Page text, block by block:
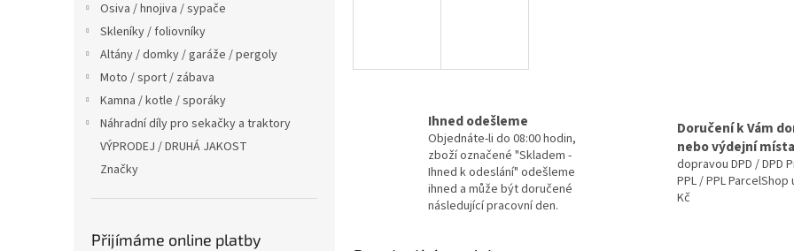
Osiva / hnojiva / sypače
Skleníky / foliovníky
Altány / domky / garáže / pergoly
Moto / sport / zábava
Kamna / kotle / sporáky
Náhradní díly pro sekačky a traktory
VÝPRODEJ / DRUHÁ JAKOST
Značky
Přijímáme online platby
M
A
Ihned odešleme
Objednáte-li do 08:00 hodin,
zboží označené "Skladem -
Ihned k odeslání" odešleme
ihned a může být doručené
následující pracovní den.
Doručení k Vám
nebo výdejní místa
dopravou DPD / DPD
PPL / PPL ParcelShop
Kč